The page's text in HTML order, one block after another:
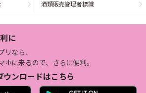
酒類販売管理者標識
に
リなら、
ホに来るので、さらに便利。
ウンロードはこちら